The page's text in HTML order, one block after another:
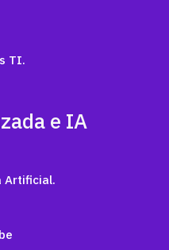
TI.
e IA
Artificial.